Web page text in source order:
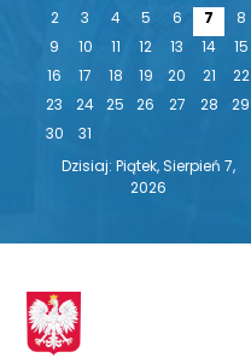
2
3 4 5 6 7
8
9
10 11 12 13 14
15
16
17 18 19 20 21
22
23
24 25 26 27 28
29
30
31
Dzisiaj: Piątek, Sierpień 7,
2026